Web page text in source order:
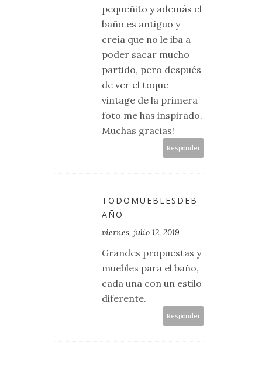
pequeñito y además el
baño es antiguo y
creía que no le iba a
poder sacar mucho
partido, pero después
de ver el toque
vintage de la primera
foto me has inspirado.
Muchas gracias!
Responder
TODOMUEBLESDEB
AÑO
viernes, julio 12, 2019
Grandes propuestas y
muebles para el baño,
cada una con un estilo
diferente.
Responder